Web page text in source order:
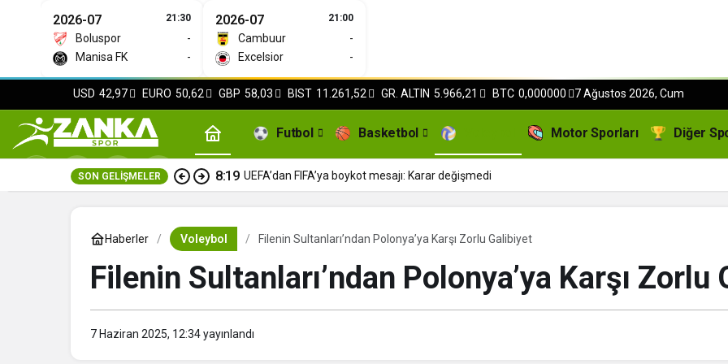
2026-07 21:30
Boluspor
-
Manisa FK
-
2026-07 21:00
Cambuur
-
Excelsior
-
USD 42,97 EURO 50,62 GBP 58,03 BIST 11.261,52 GR. ALTIN 5.966,21 BTC 0,000000 7 Ağustos 2026, Cum
Futbol Basketbol Motor Sporları Diğer
SON GELIŞMELER 8:19 UEFA’dan FIFA’ya boykot mesajı: Karar değişmedi
Haberler Voleybol Filenin Sultanları’ndan Polonya’ya Karşı Zorlu Galibiyet
Filenin Sultanları’ndan Polonya’ya Karşı Zorlu
7 Haziran 2025, 12:34yayınlandı